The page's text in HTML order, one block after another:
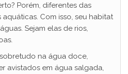
Porém, diferentes das
aquáticas. Com isso, seu habitat
Sejam elas de rios,
na água doce,
avistados em água salgada,